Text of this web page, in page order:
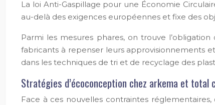
La loi Anti-Gaspillage pour une Économie
au-delà des exigences européennes et fixe des
Parmi les mesures phares, on trouve
fabricants à repenser leurs approvisionnements
dans les techniques de tri et de recyclage des
Stratégies d’écoconception chez arkema et total
Face à ces nouvelles contraintes